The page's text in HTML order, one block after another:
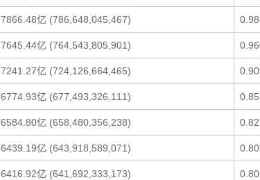
7866.48亿 (786,648,045,467)
7645.44亿 (764,543,805,901)
7241.27亿 (724,126,664,465)
6774.93亿 (677,493,326,111)
6584.80亿 (658,480,356,238)
6439.19亿 (643,918,589,071)
6416.92亿 (641,692,333,173)